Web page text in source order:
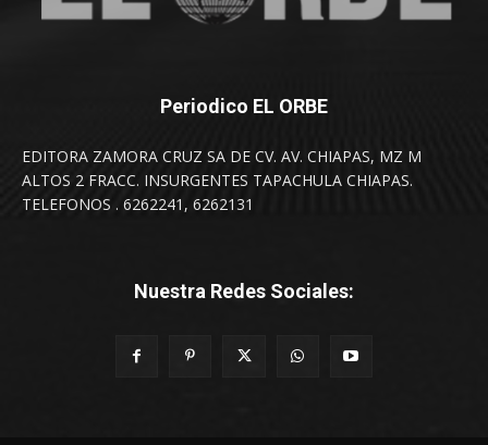
Periodico EL ORBE
EDITORA ZAMORA CRUZ SA DE CV. AV. CHIAPAS, MZ M
ALTOS 2 FRACC. INSURGENTES TAPACHULA CHIAPAS.
TELEFONOS . 6262241, 6262131
Nuestra Redes Sociales: